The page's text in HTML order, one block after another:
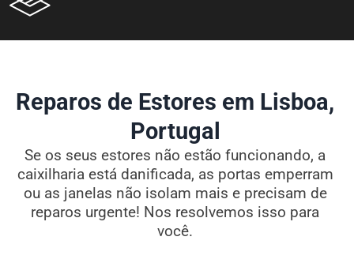
Reparos de Estores em Lisboa,
Portugal
Se os seus estores não estão funcionando, a
caixilharia está danificada, as portas emperram
ou as janelas não isolam mais e precisam de
reparos urgente! Nos resolvemos isso para
você.